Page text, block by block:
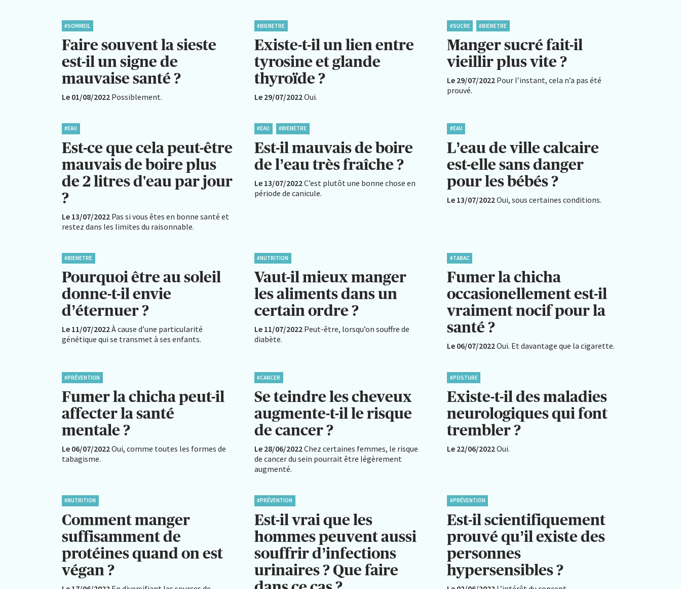
#SOMMEIL
Faire souvent la sieste
est-il un signe de
mauvaise santé ?
Le 01/08/2022 Possiblement.
#BIENETRE
Existe-t-il un lien entre
tyrosine et glande
thyroïde ?
Le 29/07/2022Oui.
#SUCRE #BIENETRE
Manger sucré fait-il
vieillir plus vite ?
Le 29/07/2022 Pour l’instant, cela n’a pas été
prouvé.
#EAU
Est-ce que cela peut-être
mauvais de boire plus
de 2 litres d'eau par jour
?
Le 13/07/2022 Pas si vous êtes en bonne santé et
restez dans les limites du raisonnable.
#EAU #BIENETRE
Est-il mauvais de boire
de l’eau très fraîche ?
Le 13/07/2022C’est plutôt une bonne chose en
période de canicule.
#EAU
L’eau de ville calcaire
est-elle sans danger
pour les bébés ?
Le 13/07/2022Oui, sous certaines conditions.
#BIENETRE
Pourquoi être au soleil
donne-t-il envie
d’éternuer ?
Le 11/07/2022À cause d’une particularité
génétique qui se transmet à ses enfants.
#NUTRITION
Vaut-il mieux manger
les aliments dans un
certain ordre ?
Le 11/07/2022 Peut-être, lorsqu’on souffre de
diabète.
#TABAC
Fumer la chicha
occasionellement est-il
vraiment nocif pour la
santé ?
Le 06/07/2022Oui. Et davantage que la cigarette.
#PRÉVENTION
Fumer la chicha peut-il
affecter la santé
mentale ?
Le 06/07/2022Oui, comme toutes les formes de
tabagisme.
#CANCER
Se teindre les cheveux
augmente-t-il le risque
de cancer ?
Le 28/06/2022Chez certaines femmes, le risque
de cancer du sein pourrait être légèrement
augmenté.
#POSTURE
Existe-t-il des maladies
neurologiques qui font
trembler ?
Le 22/06/2022Oui.
#NUTRITION
Comment manger
suffisamment de
protéines quand on est
végan ?
#PRÉVENTION
Est-il vrai que les
hommes peuvent aussi
souffrir d’infections
urinaires ? Que faire
#PRÉVENTION
Est-il scientifiquement
prouvé qu’il existe des
personnes
hypersensibles ?